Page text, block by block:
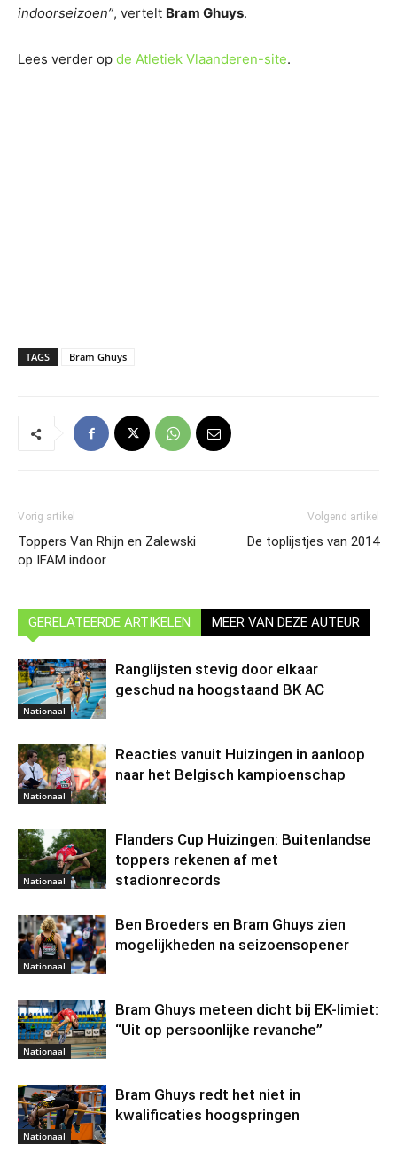
indoorseizoen”, vertelt Bram Ghuys.
Lees verder op de Atletiek Vlaanderen-site.
TAGS Bram Ghuys
Vorig artikel
Toppers Van Rhijn en Zalewski
op IFAM indoor
Volgend artikel
De toplijstjes van 2014
GERELATEERDE ARTIKELEN MEER VAN DEZE AUTEUR
Nationaal
Ranglijsten stevig door elkaar
geschud na hoogstaand BK AC
Nationaal
Reacties vanuit Huizingen in aanloop
naar het Belgisch kampioenschap
Nationaal
Flanders Cup Huizingen: Buitenlandse
toppers rekenen af met
stadionrecords
Nationaal
Ben Broeders en Bram Ghuys zien
mogelijkheden na seizoensopener
Nationaal
Bram Ghuys meteen dicht bij EK-limiet:
“Uit op persoonlijke revanche”
Nationaal
Bram Ghuys redt het niet in
kwalificaties hoogspringen